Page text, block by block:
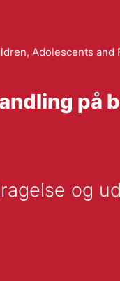
Adolescents and
på
og